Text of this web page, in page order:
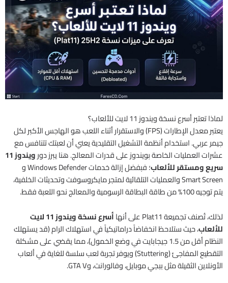
لماذا تعتبر أسرع نسخة ويندوز 11 لايت للألعاب؟
يعتبر معدل الإطارات (FPS) والاستقرار أثناء اللعب هو الهاجس الأكبر لكل
جيمر عربي. استخدام أنظمة التشغيل التقليدية يعني أن لعبتك تتنافس مع
عشرات العمليات الخاصة بويندوز على قدرات المعالج. هنا يبرز دور
ويندوز 11
سريع ومستقر للألعاب
؛ فبفضل إزالة خدمات Windows Defender و
Smart Screen والعمليات التلقائية لمتجر مايكروسوفت وتحديثات الخلفية،
يتم توجيه 100% من طاقة البطاقة الرسومية والمعالج نحو اللعبة فقط.
لذلك، تُصنف تجميعة Plat11 على أنها
أسرع نسخة ويندوز 11 لايت
للألعاب، حيث ستلاحظ انخفاضاً دراماتيكياً في استهلاك الرام (قد يستهلك
النظام أقل من 1.5 جيجابايت في وضع الخمول)، مما يقضي على مشكلة
التقطيع المفاجئ (Stuttering) ويوفر تجربة لعب سلسة للغاية في ألعاب
الأونلاين الثقيلة مثل ببجي موبايل، وفالورانت، وGTA V.